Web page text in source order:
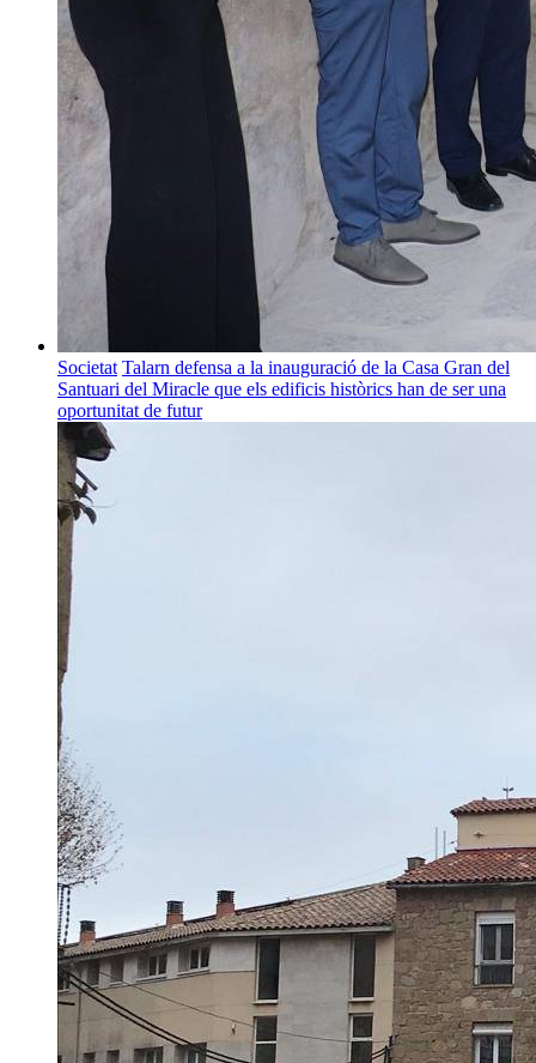
Societat Talarn defensa a la inauguració de la Casa Gran del
Santuari del Miracle que els edificis històrics han de ser una
oportunitat de futur